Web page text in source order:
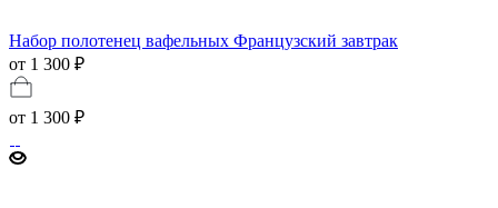
Набор полотенец вафельных Французский завтрак
от 1 300 ₽
от 1 300 ₽